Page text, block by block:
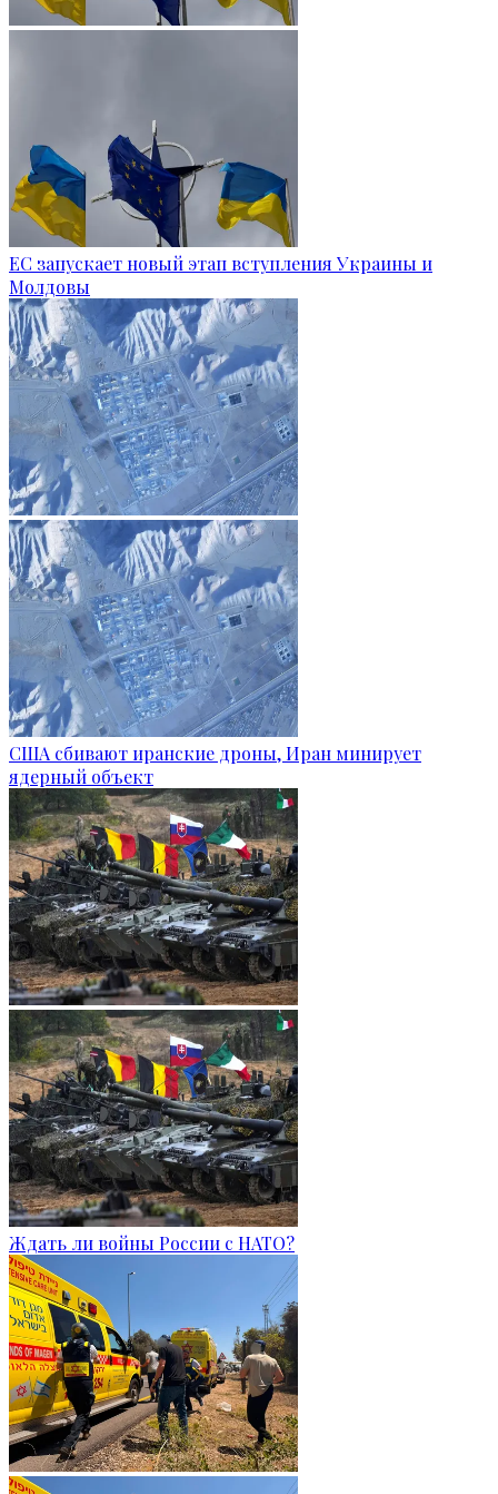
ЕС запускает новый этап вступления Украины и
Молдовы
США сбивают иранские дроны, Иран минирует
ядерный объект
Ждать ли войны России с НАТО?